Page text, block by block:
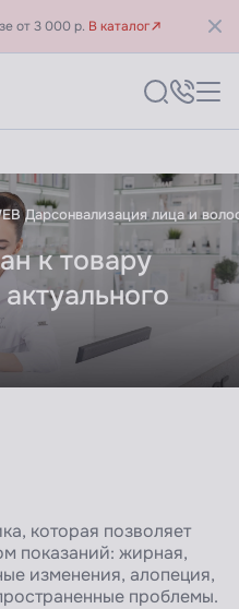
от 3 000 р. В каталог
Дарсонвализация лица и
к товару
которая позволяет
показаний: жирная,
изменения, алопеция,
проблемы.